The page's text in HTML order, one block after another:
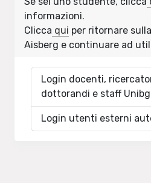
informazioni.
Clicca qui per ritornare
Aisberg e continuare ad
Login docenti,
dottorandi e staff Unibg
Login utenti esterni